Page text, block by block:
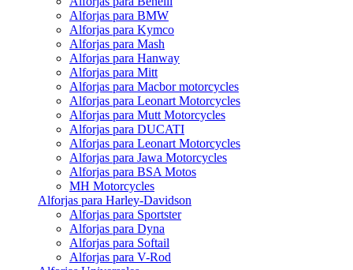
Alforjas para BMW
Alforjas para Kymco
Alforjas para Mash
Alforjas para Hanway
Alforjas para Mitt
Alforjas para Macbor motorcycles
Alforjas para Leonart Motorcycles
Alforjas para Mutt Motorcycles
Alforjas para DUCATI
Alforjas para Leonart Motorcycles
Alforjas para Jawa Motorcycles
Alforjas para BSA Motos
MH Motorcycles
Alforjas para Harley-Davidson
Alforjas para Sportster
Alforjas para Dyna
Alforjas para Softail
Alforjas para V-Rod